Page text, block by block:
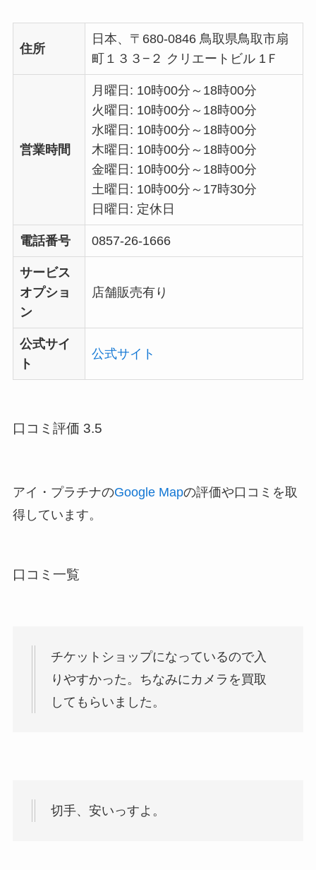
住所
日本、〒680-0846 鳥取県鳥取市扇
町１３３−２ クリエートビル 1Ｆ
営業時間
月曜日: 10時00分～18時00分
火曜日: 10時00分～18時00分
水曜日: 10時00分～18時00分
木曜日: 10時00分～18時00分
金曜日: 10時00分～18時00分
土曜日: 10時00分～17時30分
日曜日: 定休日
電話番号 0857-26-1666
サービス
オプショ
ン
店舗販売有り
公式サイ
ト
公式サイト
口コミ評価 3.5
アイ・プラチナのGoogle Mapの評価や口コミを取
得しています。
口コミ一覧
チケットショップになっているので入
りやすかった。ちなみにカメラを買取
してもらいました。
切手、安いっすよ。